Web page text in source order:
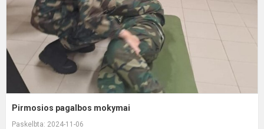
Pirmosios pagalbos mokymai
Paskelbta: 2024-11-06